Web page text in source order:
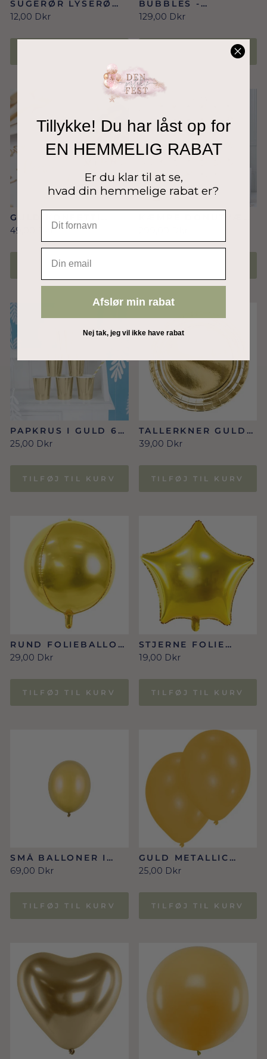
SUGERØR LYSERØD
MED GULD DEKO 10
STK.
12,00 Dkr
BUBBLES -
PROSECCO WALL
DRINKSHOLDER I
129,00 Dkr
TILFØJ TIL KURV
GULD KONFETTI
LOVE
49,00 Dkr
TILFØJ TIL KURV
PAPKRUS I GULD 6
STK.
25,00 Dkr
TILFØJ TIL KURV
TALLERKNER GULD
6 STK./23 CM
39,00 Dkr
TILFØJ TIL KURV
RUND FOLIEBALLON
I GULD 40 CM
29,00 Dkr
TILFØJ TIL KURV
STJERNE FOLIE
BALLON I GULD 48
CM
19,00 Dkr
TILFØJ TIL KURV
SMÅ BALLONER I
METALLIC GULD 100
STK. /12 CM.
69,00 Dkr
TILFØJ TIL KURV
GULD METALLIC
BALLONER 27,5
CM/10 STK.
25,00 Dkr
TILFØJ TIL KURV
Tillykke! Du har låst op for
EN HEMMELIG RABAT
Er du klar til at se,
hvad din hemmelige rabat er?
Afslør min rabat
Nej tak, jeg vil ikke have rabat